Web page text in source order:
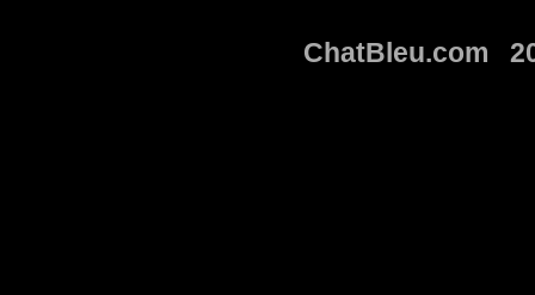
ChatBleu.com